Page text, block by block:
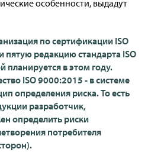
особенности, выдадут
по сертификации ISO
пятую редакцию стандарта ISO
планируется в этом году.
ISO 9000:2015 - в системе
определения риска. То есть
разработчик,
определить риски
потребителя